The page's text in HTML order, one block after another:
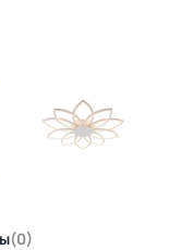
(0)